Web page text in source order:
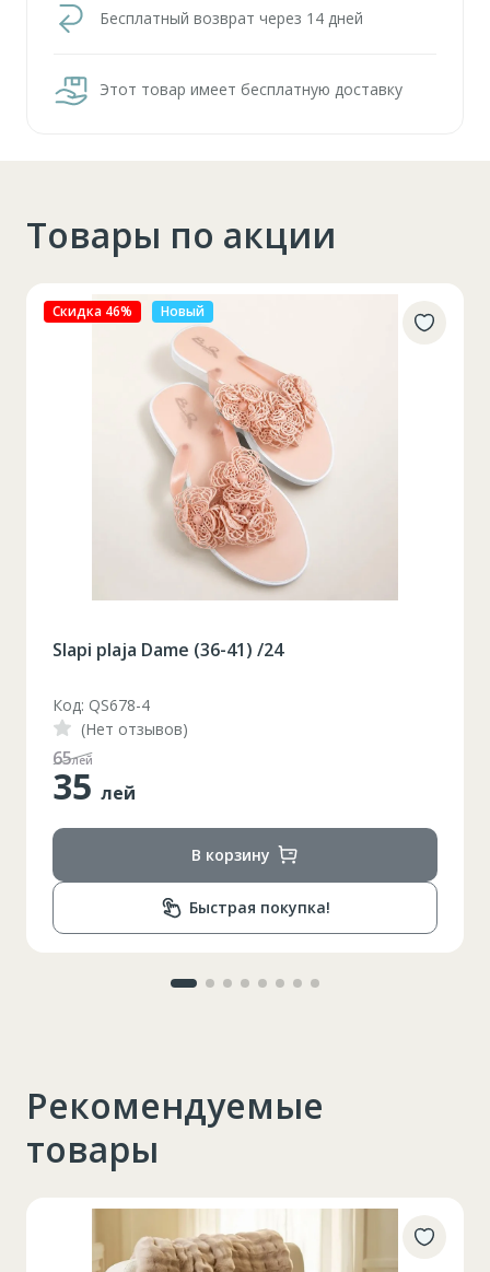
Бесплатный возврат через 14 дней
Этот товар имеет бесплатную доставку
Товары по акции
Скидка 46% Новый
Slapi plaja Dame (36-41) /24
Код: QS678-4
(Нет отзывов)
65лей
35 лей
В корзину
Быстрая покупка!
Рекомендуемые
товары